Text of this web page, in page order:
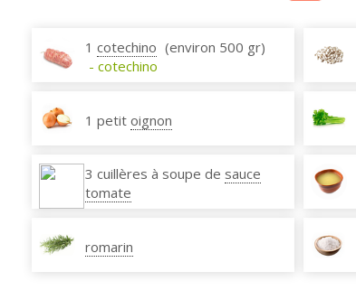
1 cotechino (environ 500 gr)
- cotechino
1 petit oignon
3 cuillères à soupe de sauce
tomate
romarin